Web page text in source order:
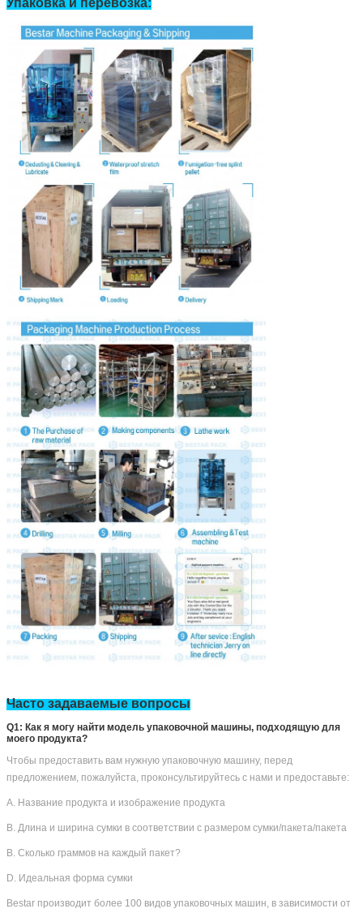
Упаковка и перевозка:
Часто задаваемые вопросы
Q1: Как я могу найти модель упаковочной машины, подходящую для
моего продукта?
Чтобы предоставить вам нужную упаковочную машину, перед
предложением, пожалуйста, проконсультируйтесь с нами и предоставьте:
A. Название продукта и изображение продукта
B. Длина и ширина сумки в соответствии с размером сумки/пакета/пакета
В. Сколько граммов на каждый пакет?
D. Идеальная форма сумки
Bestar производит более 100 видов упаковочных машин, в зависимости от